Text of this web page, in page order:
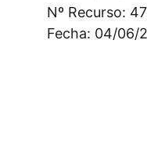
Nº Recurso:
Fecha: 04/06/